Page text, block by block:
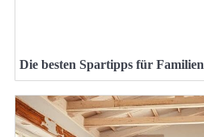
Die besten Spartipps für Familien